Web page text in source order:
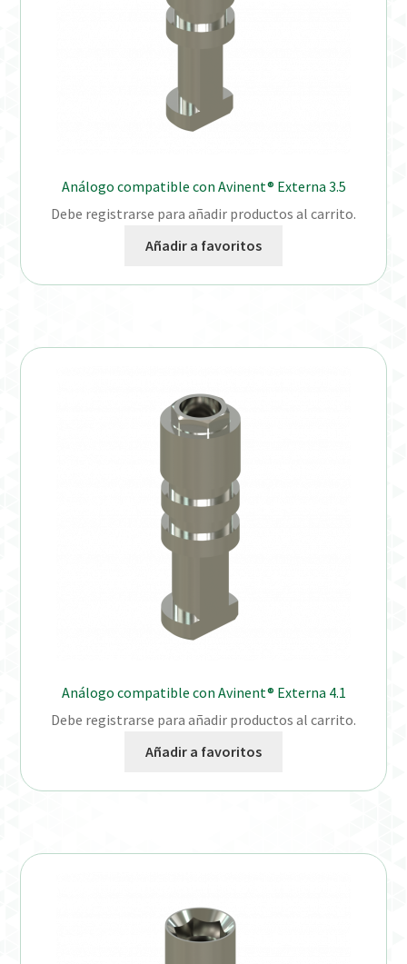
Análogo compatible con Avinent® Externa 3.5
Debe registrarse para añadir productos al carrito.
Añadir a favoritos
Análogo compatible con Avinent® Externa 4.1
Debe registrarse para añadir productos al carrito.
Añadir a favoritos